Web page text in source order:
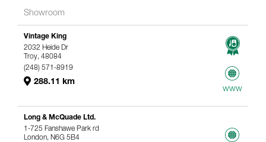
Showroom
Vintage King
2032 Heide Dr
Troy, 48084
(248) 571-8919
288.11 km
www
Long & McQuade Ltd.
1-725 Fanshawe Park rd
London, N6G 5B4